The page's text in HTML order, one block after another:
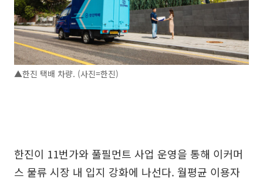
▲한진 택배 차량. (사진=한진)
한진이 11번가와 풀필먼트 사업 운영을 통해 이커머
스 물류 시장 내 입지 강화에 나선다. 월평균 이용자